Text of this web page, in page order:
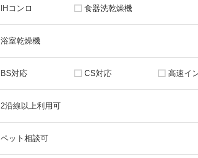
IHコンロ 食器洗乾燥機
浴室乾燥機
BS対応 CS対応 高速イ
2沿線以上利用可
ペット相談可